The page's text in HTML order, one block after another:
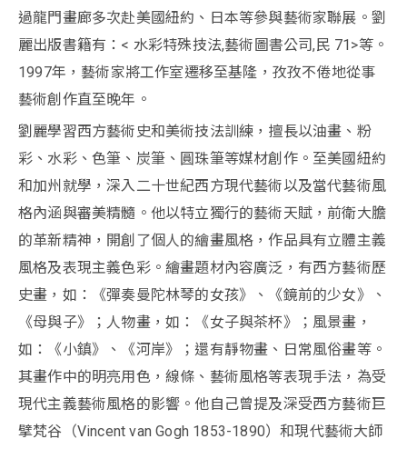
過龍門畫廊多次赴美國紐約、日本等參與藝術家聯展。劉
麗出版書籍有：< 水彩特殊技法,藝術圖書公司,民 71>等。
1997年，藝術家將工作室遷移至基隆，孜孜不倦地從事
藝術創作直至晚年。
劉麗學習西方藝術史和美術技法訓練，擅長以油畫、粉
彩、水彩、色筆、炭筆、圓珠筆等媒材創作。至美國紐約
和加州就學，深入二十世紀西方現代藝術以及當代藝術風
格內涵與審美精髓。他以特立獨行的藝術天賦，前衛大膽
的革新精神，開創了個人的繪畫風格，作品具有立體主義
風格及表現主義色彩。繪畫題材內容廣泛，有西方藝術歷
史畫，如：《彈奏曼陀林琴的女孩》、《鏡前的少女》、
《母與子》；人物畫，如：《女子與茶杯》；風景畫，
如：《小鎮》、《河岸》；還有靜物畫、日常風俗畫等。
其畫作中的明亮用色，線條、藝術風格等表現手法，為受
現代主義藝術風格的影響。他自己曾提及深受西方藝術巨
擘梵谷（Vincent van Gogh 1853-1890）和現代藝術大師